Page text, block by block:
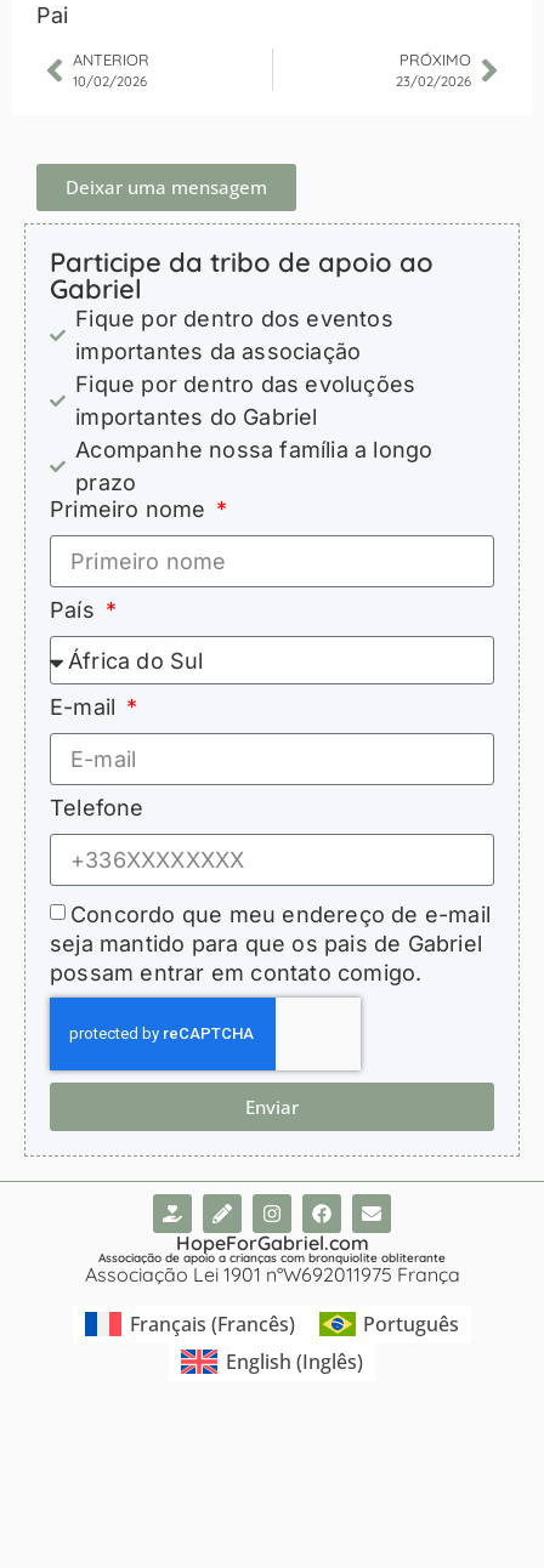
Pai
ANTERIOR
10/02/2026
PRÓXIMO
23/02/2026
Deixar uma mensagem
Participe da tribo de apoio ao
Gabriel
Fique por dentro dos eventos
importantes da associação
Fique por dentro das evoluções
importantes do Gabriel
Acompanhe nossa família a longo
prazo
Primeiro nome
País
E-mail
Telefone
Concordo que meu endereço de e-mail
seja mantido para que os pais de Gabriel
possam entrar em contato comigo.
Enviar
HopeForGabriel.com
Associação de apoio a crianças com bronquiolite obliterante
Associação Lei 1901 n°W692011975 França
Français (Francês)
Português
English (Inglês)